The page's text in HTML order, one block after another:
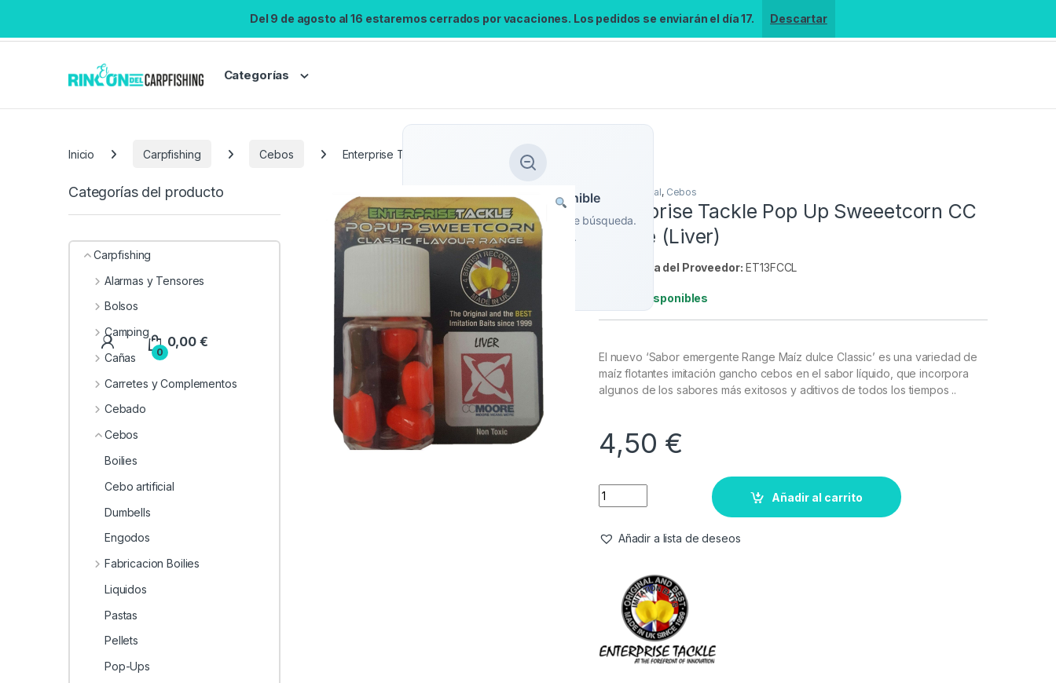
Del 9 de agosto al 16 estaremos cerrados por vacaciones. Los pedidos se enviarán el día 17. Descartar
Categorías
Búsqueda no disponible
No se pudo cargar el widget de búsqueda.
Inténtalo de nuevo.
Reintentar
0
0,00 €
Inicio Carpfishing Cebos Enterprise Tackle Pop Up Sweeetcorn CC Moore (Liver)
Cebo artificial, Cebos
Enterprise Tackle Pop Up Sweeetcorn CC
Moore (Liver)
Referencia del Proveedor: ET13FCCL
4 disponibles
El nuevo ‘Sabor emergente Range Maíz dulce Classic’ es una variedad de
maíz flotantes imitación gancho cebos en el sabor líquido, que incorpora
algunos de los sabores más exitosos y aditivos de todos los tiempos ..
4,50 €
Añadir al carrito
Añadir a lista de deseos
Categorías del producto
Carpfishing
Alarmas y Tensores
Bolsos
Camping
Cañas
Carretes y Complementos
Cebado
Cebos
Boilies
Cebo artificial
Dumbells
Engodos
Fabricacion Boilies
Liquidos
Pastas
Pellets
Pop-Ups